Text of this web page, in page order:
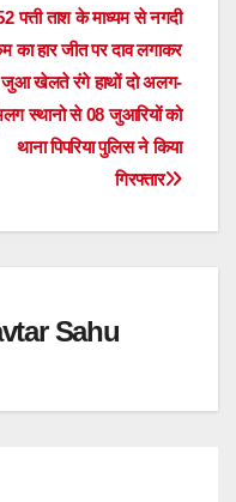
पत्ती ताश के माध्यम से नगदी
का हार जीत पर दाव लगाकर
जुआ खेलते रंगे हाथों दो अलग-
स्थानो से 08 जुआरियों को
थाना पिपरिया पुलिस ने किया
गिरफ्तार
Sahu